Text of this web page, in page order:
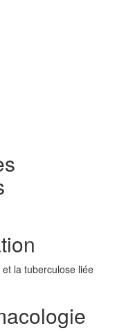
la tuberculose liée